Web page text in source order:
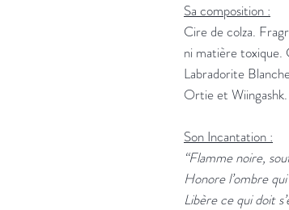
Sa composition :
Cire de colza.
ni matière toxique.
Labradorite
Ortie et Wiingashk.
Son Incantation :
“Flamme noire,
Honore l’ombre qui
Libère ce qui doit